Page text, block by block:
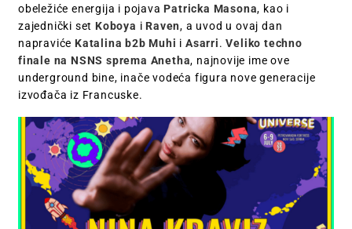
obeležiće energija i pojava Patricka Masona, kao i
zajednički set Koboya i Raven, a uvod u ovaj dan
napraviće Katalina b2b Muhi iAsarri.Veliko techno
finale na NSNS sprema Anetha, najnovije ime ove
underground bine, inače vodeća figura nove generacije
izvođača iz Francuske.